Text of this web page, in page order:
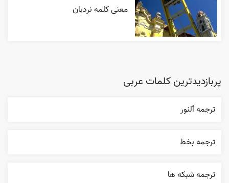
معنی کلمه نردبان
پربازدیدترین کلمات عربی
ترجمه ٱلنور
ترجمه بخط
ترجمه شبکه ها